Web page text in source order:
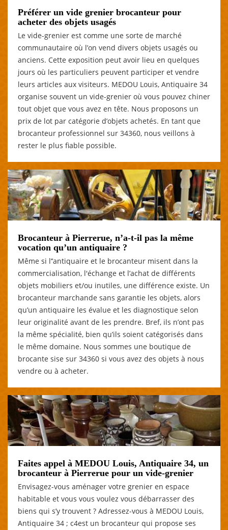
Préférer un vide grenier brocanteur pour
acheter des objets usagés
Le vide-grenier est comme une sorte de marché
communautaire où l’on vend divers objets usagés ou
anciens. Cette exposition peut avoir lieu en quelques
jours où les particuliers peuvent participer et vendre
leurs articles aux visiteurs. MEDOU Louis, Antiquaire 34
organise souvent un vide-grenier où vous pouvez chiner
tout objet que vous avez en tête. Nous proposons un
prix de lot par catégorie d’objets achetés. En tant que
brocanteur professionnel sur 34360, nous veillons à
rester le plus fiable possible.
Brocanteur à Pierrerue, n’a-t-il pas la même
vocation qu’un antiquaire ?
Même si l’’antiquaire et le brocanteur misent dans la
commercialisation, l'échange et l’achat de différents
objets mobiliers et/ou inutiles, une différence existe. Un
brocanteur marchande sans garantie les objets, alors
qu’un antiquaire les évalue et les diagnostique selon
leur originalité avant de les prendre. Bref, ils n’ont pas
la même spécialité, bien qu’ils soient catégorisés dans
le même domaine. Nous sommes une boutique de
brocante sise sur 34360 si vous avez des objets à nous
vendre ou à acheter.
Faites appel à MEDOU Louis, Antiquaire 34, un
brocanteur à Pierrerue pour un vide-grenier
Envisagez-vous aménager votre grenier en espace
habitable et vous vous voulez vous débarrasser des
biens qui s’y trouvent ? Adressez-vous à MEDOU Louis,
Antiquaire 34 ; c4est un brocanteur qui propose ses